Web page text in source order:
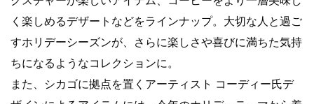
く楽しめるデザートなどをラインナップ。大切な人と過ご
すホリデーシーズンが、さらに楽しさや喜びに満ちた気持
ちになるようなコレクションに。
また、シカゴに拠点を置くアーティスト コーディー氏デ